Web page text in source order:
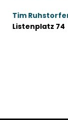
Tim
Listenplatz 74